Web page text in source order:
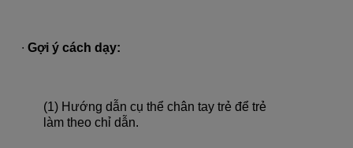
∙ Gợi ý cách dạy:
(1) Hướng dẫn cụ thể chân tay trẻ để trẻ
làm theo chỉ dẫn.